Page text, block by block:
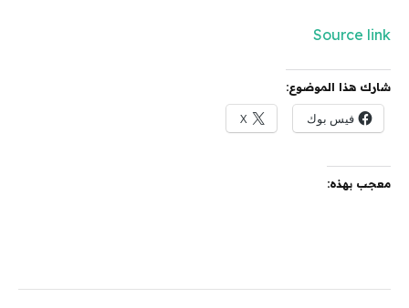
Source link
شارك هذا الموضوع:
فيس بوك X
معجب بهذه: